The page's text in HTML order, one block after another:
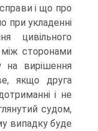
і що про
при укладенні
цивільного
сторонами
на вирішення
якщо друга
і не
судом,
випадку буде